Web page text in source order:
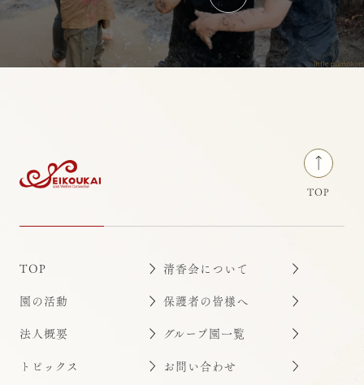
2026/07/02 コラム・ブログ
荻窪りとるぱんぷきんず
TOP
TOP 清香会について
園の活動 保護者の皆様へ
法人概要 グループ園一覧
トピックス お問い合わせ